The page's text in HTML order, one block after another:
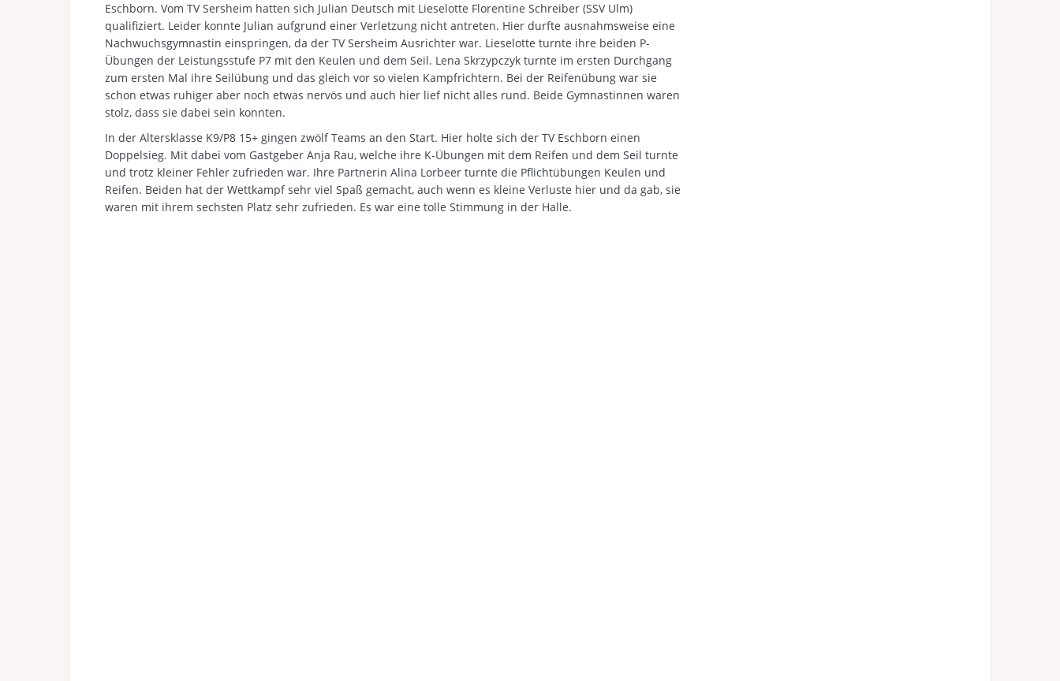
Eschborn. Vom TV Sersheim hatten sich Julian Deutsch mit Lieselotte Florentine Schreiber (SSV Ulm)
qualifiziert. Leider konnte Julian aufgrund einer Verletzung nicht antreten. Hier durfte ausnahmsweise eine
Nachwuchsgymnastin einspringen, da der TV Sersheim Ausrichter war. Lieselotte turnte ihre beiden P-
Übungen der Leistungsstufe P7 mit den Keulen und dem Seil. Lena Skrzypczyk turnte im ersten Durchgang
zum ersten Mal ihre Seilübung und das gleich vor so vielen Kampfrichtern. Bei der Reifenübung war sie
schon etwas ruhiger aber noch etwas nervös und auch hier lief nicht alles rund. Beide Gymnastinnen waren
stolz, dass sie dabei sein konnten.
In der Altersklasse K9/P8 15+ gingen zwölf Teams an den Start. Hier holte sich der TV Eschborn einen
Doppelsieg. Mit dabei vom Gastgeber Anja Rau, welche ihre K-Übungen mit dem Reifen und dem Seil turnte
und trotz kleiner Fehler zufrieden war. Ihre Partnerin Alina Lorbeer turnte die Pflichtübungen Keulen und
Reifen. Beiden hat der Wettkampf sehr viel Spaß gemacht, auch wenn es kleine Verluste hier und da gab, sie
waren mit ihrem sechsten Platz sehr zufrieden. Es war eine tolle Stimmung in der Halle.